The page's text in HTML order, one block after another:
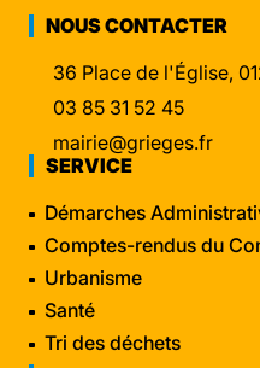
NOUS CONTACTER
36 Place de l'Église,
03 85 31 52 45
mairie@grieges.fr
SERVICE
Démarches
Comptes-rendus du
Urbanisme
Santé
Tri des déchets